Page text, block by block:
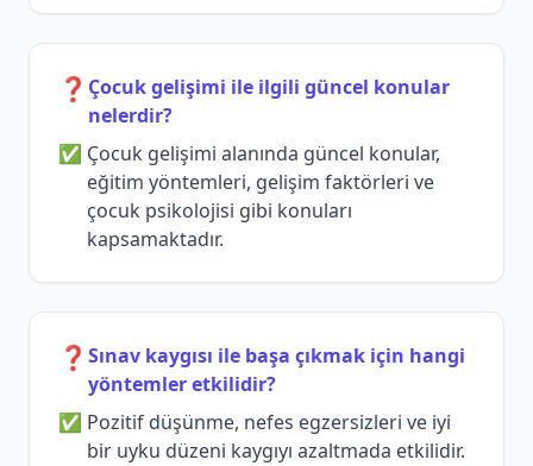
❓ Çocuk gelişimi ile ilgili güncel konular
nelerdir?
Çocuk gelişimi alanında güncel konular,
eğitim yöntemleri, gelişim faktörleri ve
çocuk psikolojisi gibi konuları
kapsamaktadır.
❓ Sınav kaygısı ile başa çıkmak için hangi
yöntemler etkilidir?
Pozitif düşünme, nefes egzersizleri ve iyi
bir uyku düzeni kaygıyı azaltmada etkilidir.